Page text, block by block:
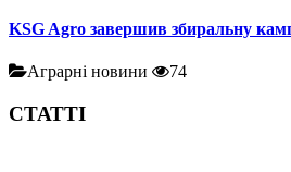
KSG Agro завершив збиральну
Аграрні новини 74
СТАТТІ